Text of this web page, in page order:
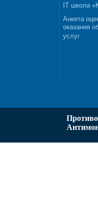
IT школа
Анкета
оказания
услуг